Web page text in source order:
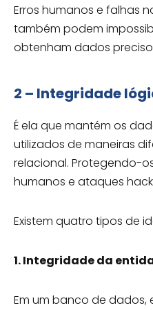
Erros humanos e falhas
também podem
obtenham dados
2 – Integridade
É ela que mantém os
utilizados de maneiras
relacional. Protegendo-
humanos e ataques
Existem quatro tipos de
1. Integridade da
Em um banco de dados,